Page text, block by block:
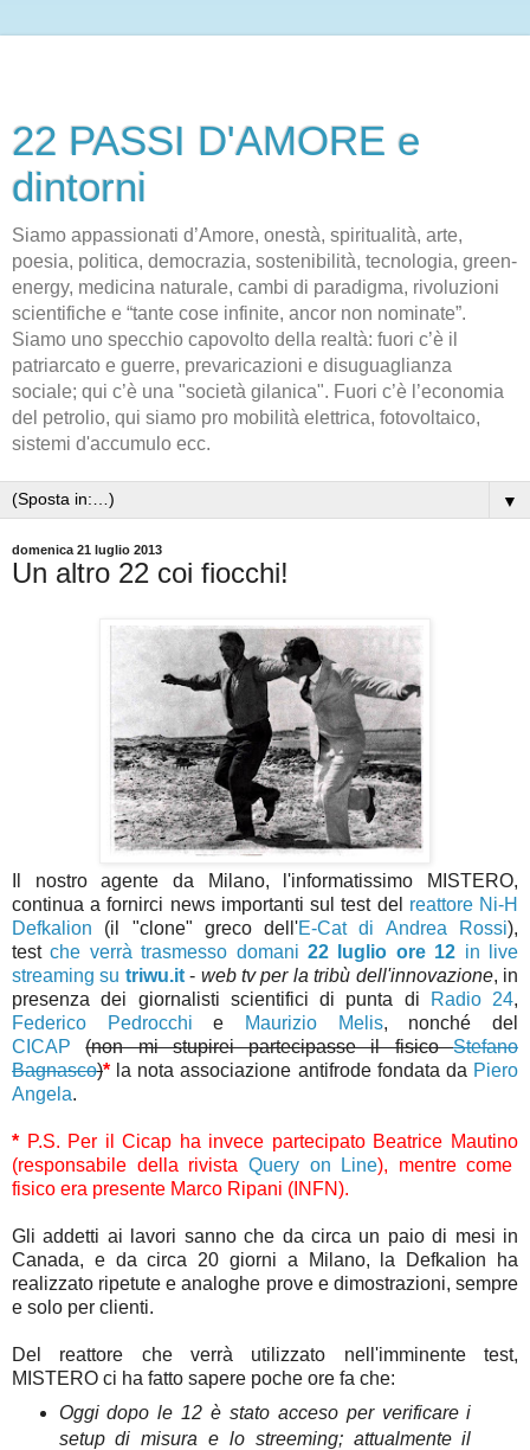
22 PASSI D'AMORE e
dintorni
Siamo appassionati d’Amore, onestà, spiritualità, arte,
poesia, politica, democrazia, sostenibilità, tecnologia, green-
energy, medicina naturale, cambi di paradigma, rivoluzioni
scientifiche e “tante cose infinite, ancor non nominate”.
Siamo uno specchio capovolto della realtà: fuori c’è il
patriarcato e guerre, prevaricazioni e disuguaglianza
sociale; qui c’è una "società gilanica". Fuori c’è l’economia
del petrolio, qui siamo pro mobilità elettrica, fotovoltaico,
sistemi d'accumulo ecc.
▼
domenica 21 luglio 2013
Un altro 22 coi fiocchi!
Il nostro agente da Milano, l'informatissimo MISTERO,
continua a fornirci news importanti sul test del reattore Ni-H
Defkalion (il "clone" greco dell'E-Cat di Andrea Rossi),
testche verrà trasmesso domani22 luglio ore 12 in live
streaming su triwu.it- web tv per la tribù dell'innovazione, in
presenza dei giornalisti scientifici di punta di
Radio 24,
Federico Pedrocchi e Maurizio Melis, nonché del
CICAP
(non mi stupirei partecipasse il fisicoStefano
Bagnasco)* la nota associazione antifrode fondata da Piero
Angela.
* P.S. Per il Cicap ha invece partecipato Beatrice Mautino
(responsabile della rivista Query on Line), mentre come
fisico era presente Marco Ripani (INFN).
Gli addetti ai lavori sanno che da circa un paio di mesi in
Canada, e da circa 20 giorni a Milano, la Defkalion ha
realizzato ripetute e analoghe prove e dimostrazioni, sempre
e solo per clienti.
Del reattore che verrà utilizzato nell'imminente test,
MISTERO ci ha fatto sapere poche ore fa che:
Oggi dopo le 12 è stato acceso per verificare i
setup di misura e lo streeming; attualmente il